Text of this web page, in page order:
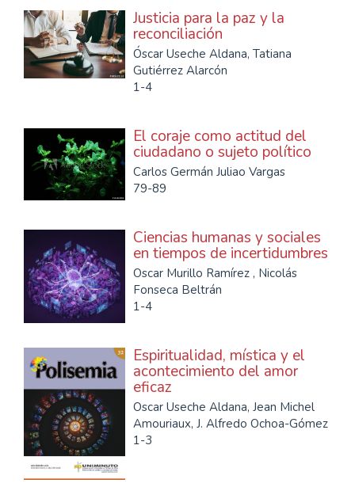
Justicia para la paz y la
reconciliación
Óscar Useche Aldana, Tatiana
Gutiérrez Alarcón
1-4
El coraje como actitud del
ciudadano o sujeto político
Carlos Germán Juliao Vargas
79-89
Ciencias humanas y sociales
en tiempos de incertidumbres
Oscar Murillo Ramírez , Nicolás
Fonseca Beltrán
1-4
Espiritualidad, mística y el
acontecimiento del amor
eficaz
Oscar Useche Aldana, Jean Michel
Amouriaux, J. Alfredo Ochoa-Gómez
1-3